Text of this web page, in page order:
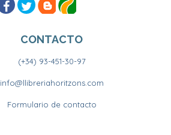
CONTACTO
(+34) 93-451-30-97
info@llibreriahoritzons.com
Formulario de contacto